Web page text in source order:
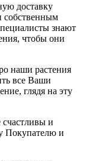
доставку
собственным
знают
чтобы они
наши растения
все Ваши
глядя на эту
и
Покупателю и